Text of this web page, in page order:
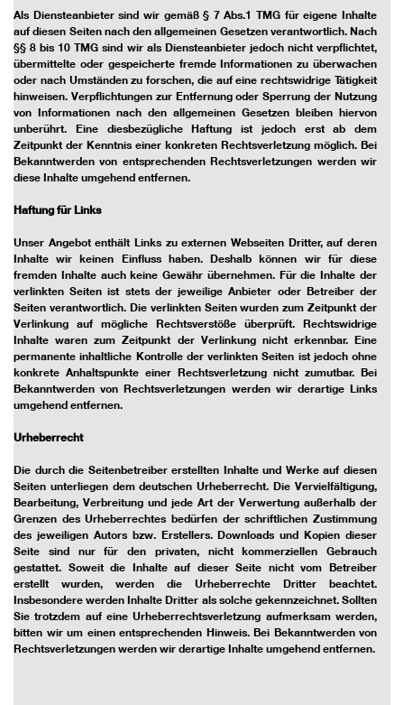
Als Diensteanbieter sind wir gemäß § 7 Abs.1 TMG für eigene Inhalte
auf diesen Seiten nach den allgemeinen Gesetzen verantwortlich. Nach
§§ 8 bis 10 TMG sind wir als Diensteanbieter jedoch nicht verpflichtet,
übermittelte oder gespeicherte fremde Informationen zu überwachen
oder nach Umständen zu forschen, die auf eine rechtswidrige Tätigkeit
hinweisen. Verpflichtungen zur Entfernung oder Sperrung der Nutzung
von Informationen nach den allgemeinen Gesetzen bleiben hiervon
unberührt. Eine diesbezügliche Haftung ist jedoch erst ab dem
Zeitpunkt der Kenntnis einer konkreten Rechtsverletzung möglich. Bei
Bekanntwerden von entsprechenden Rechtsverletzungen werden wir
diese Inhalte umgehend entfernen.
Haftung für Links
Unser Angebot enthält Links zu externen Webseiten Dritter, auf deren
Inhalte wir keinen Einfluss haben. Deshalb können wir für diese
fremden Inhalte auch keine Gewähr übernehmen. Für die Inhalte der
verlinkten Seiten ist stets der jeweilige Anbieter oder Betreiber der
Seiten verantwortlich. Die verlinkten Seiten wurden zum Zeitpunkt der
Verlinkung auf mögliche Rechtsverstöße überprüft. Rechtswidrige
Inhalte waren zum Zeitpunkt der Verlinkung nicht erkennbar. Eine
permanente inhaltliche Kontrolle der verlinkten Seiten ist jedoch ohne
konkrete Anhaltspunkte einer Rechtsverletzung nicht zumutbar. Bei
Bekanntwerden von Rechtsverletzungen werden wir derartige Links
umgehend entfernen.
Urheberrecht
Die durch die Seitenbetreiber erstellten Inhalte und Werke auf diesen
Seiten unterliegen dem deutschen Urheberrecht. Die Vervielfältigung,
Bearbeitung, Verbreitung und jede Art der Verwertung außerhalb der
Grenzen des Urheberrechtes bedürfen der schriftlichen Zustimmung
des jeweiligen Autors bzw. Erstellers. Downloads und Kopien dieser
Seite sind nur für den privaten, nicht kommerziellen Gebrauch
gestattet. Soweit die Inhalte auf dieser Seite nicht vom Betreiber
erstellt wurden, werden die Urheberrechte Dritter beachtet.
Insbesondere werden Inhalte Dritter als solche gekennzeichnet. Sollten
Sie trotzdem auf eine Urheberrechtsverletzung aufmerksam werden,
bitten wir um einen entsprechenden Hinweis. Bei Bekanntwerden von
Rechtsverletzungen werden wir derartige Inhalte umgehend entfernen.